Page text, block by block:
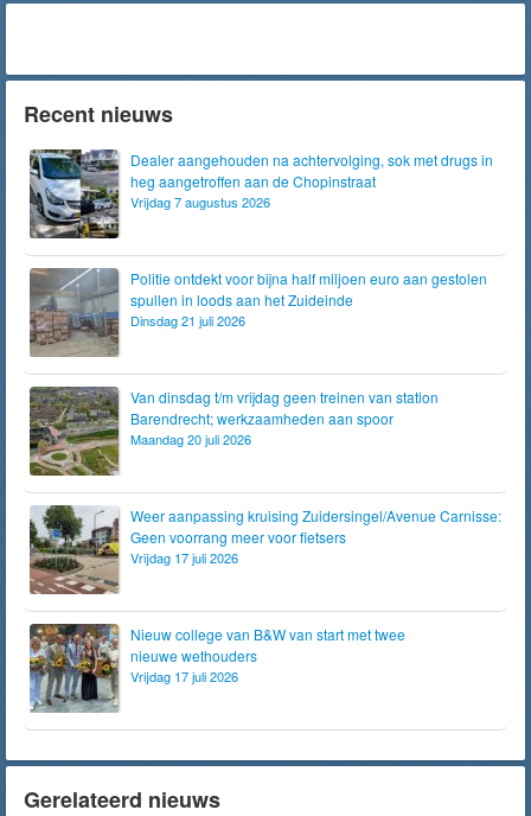
Recent nieuws
Dealer aangehouden na achtervolging, sok met drugs in
heg aangetroffen aan de Chopinstraat
Vrijdag 7 augustus 2026
Politie ontdekt voor bijna half miljoen euro aan gestolen
spullen in loods aan het Zuideinde
Dinsdag 21 juli 2026
Van dinsdag t/m vrijdag geen treinen van station
Barendrecht; werkzaamheden aan spoor
Maandag 20 juli 2026
Weer aanpassing kruising Zuidersingel/Avenue Carnisse:
Geen voorrang meer voor fietsers
Vrijdag 17 juli 2026
Nieuw college van B&W van start met twee
nieuwe wethouders
Vrijdag 17 juli 2026
Gerelateerd nieuws